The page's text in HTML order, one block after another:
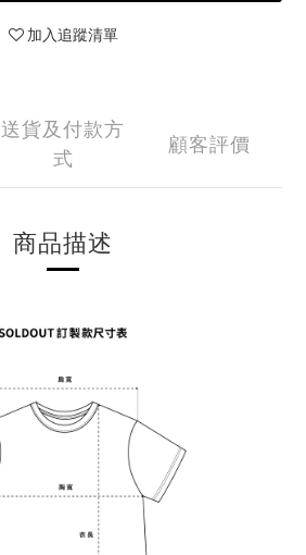
加入追蹤清單
送貨及付款方
式
顧客評價
商品描述